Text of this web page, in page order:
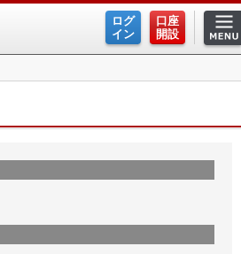
ログ
イン
口座
開設